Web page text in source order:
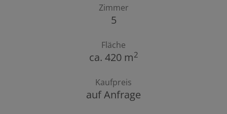
Zimmer
5
Fläche
ca. 420 m2
Kaufpreis
auf Anfrage